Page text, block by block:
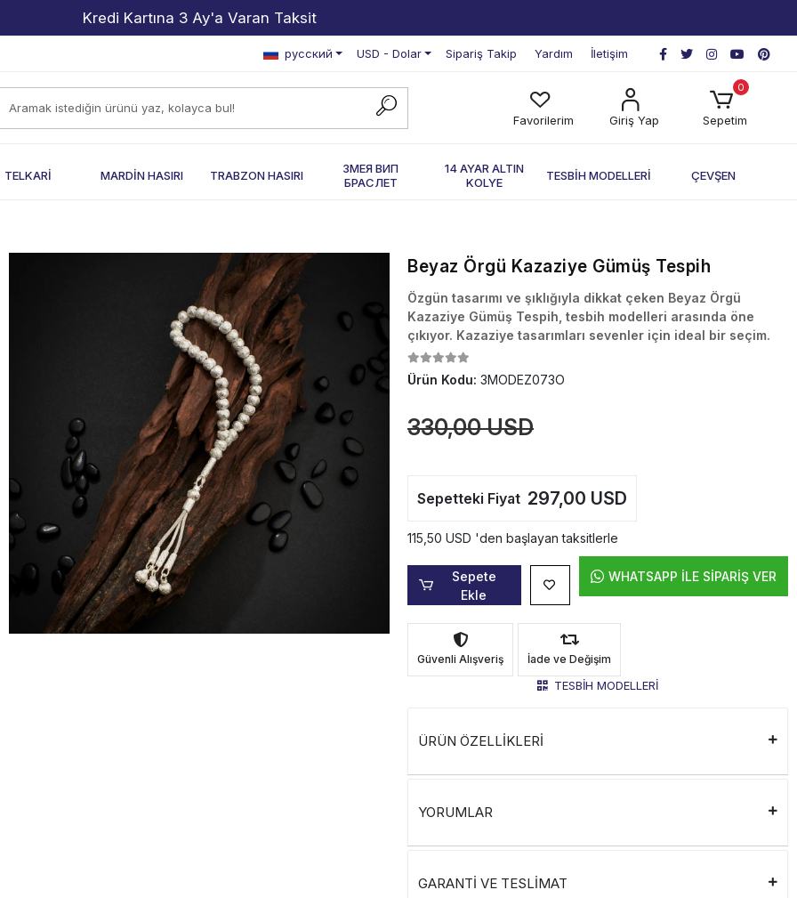
2000 TL ve Üzeri Alışverişlerde Kargo Bedava!
русский USD - Dolar Sipariş Takip Yardım İletişim
Favorilerim Giriş Yap
0
Sepetim
TELKARİ MARDİN HASIRI TRABZON HASIRI
ЗМЕЯ ВИП
БРАСЛЕТ
14 AYAR ALTIN
KOLYE
TESBİH MODELLERİ ÇEVŞEN
Beyaz Örgü Kazaziye Gümüş Tespih
Özgün tasarımı ve şıklığıyla dikkat çeken Beyaz Örgü
Kazaziye Gümüş Tespih, tesbih modelleri arasında öne
çıkıyor. Kazaziye tasarımları sevenler için ideal bir seçim.
Ürün Kodu: 3MODEZ073O
330,00 USD
Sepetteki Fiyat 297,00 USD
115,50 USD 'den başlayan taksitlerle
Sepete
Ekle
WHATSAPP İLE SİPARİŞ VER
Güvenli Alışveriş İade ve Değişim
TESBİH MODELLERİ
ÜRÜN ÖZELLİKLERİ
YORUMLAR
GARANTİ VE TESLİMAT